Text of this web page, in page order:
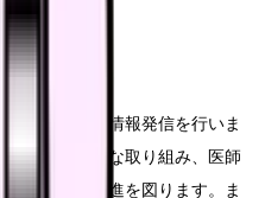
ます。
、定期的な情報発信を行いま
実績や新たな取り組み、医師
関の理解促進を図ります。ま